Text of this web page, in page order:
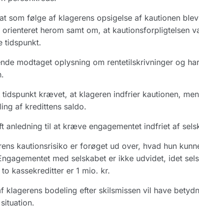
som følge af klagerens opsigelse af kautionen
herom samt om, at kautionsforpligtelsen
tidspunkt.
modtaget oplysning om rentetilskrivninger og
tidspunkt krævet, at klageren indfrier kautionen,
af kredittens saldo.
anledning til at kræve engagementet indfriet af
kautionsrisiko er forøget ud over, hvad hun
med selskabet er ikke udvidet, idet
kassekreditter er 1 mio. kr.
klagerens bodeling efter skilsmissen vil have